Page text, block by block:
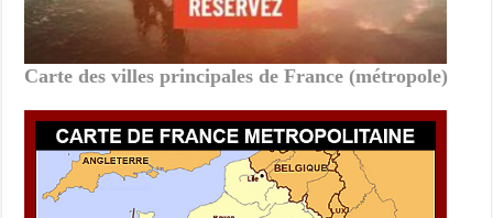
Carte des villes principales de France (métropole)